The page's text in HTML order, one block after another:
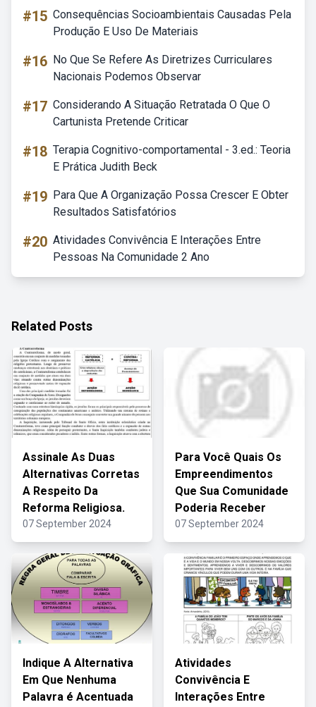
#15 Consequências Socioambientais Causadas Pela
Produção E Uso De Materiais
#16 No Que Se Refere As Diretrizes Curriculares
Nacionais Podemos Observar
#17 Considerando A Situação Retratada O Que O
Cartunista Pretende Criticar
#18 Terapia Cognitivo-comportamental - 3.ed.: Teoria
E Prática Judith Beck
#19 Para Que A Organização Possa Crescer E Obter
Resultados Satisfatórios
#20 Atividades Convivência E Interações Entre
Pessoas Na Comunidade 2 Ano
Related Posts
Assinale As Duas
Alternativas Corretas
A Respeito Da
Reforma Religiosa.
07 September 2024
Para Você Quais Os
Empreendimentos
Que Sua Comunidade
Poderia Receber
07 September 2024
Indique A Alternativa
Em Que Nenhuma
Palavra é Acentuada
Atividades
Convivência E
Interações Entre